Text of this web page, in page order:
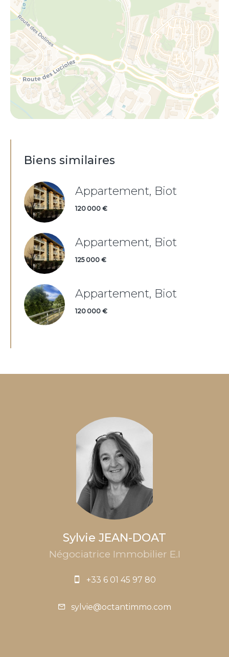
Biens similaires
Appartement, Biot
120 000 €
Appartement, Biot
125 000 €
Appartement, Biot
120 000 €
Sylvie JEAN-DOAT
Négociatrice Immobilier E.I
+33 6 01 45 97 80
sylvie@octantimmo.com